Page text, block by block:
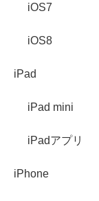
iOS7
iOS8
iPad
iPad mini
iPadアプリ
iPhone